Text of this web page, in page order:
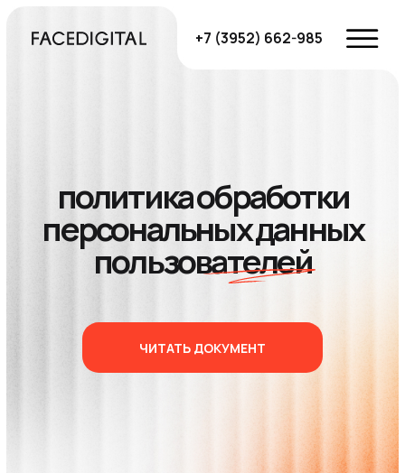
+7 (3952) 662-985
пользователей